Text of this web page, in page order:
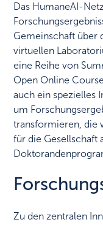
Das HumaneAI-
Gemeinschaft über
virtuellen
eine Reihe von
Open Online
auch ein spezielles
um
transformieren, die
für die Gesellschaft
Zu den zentralen